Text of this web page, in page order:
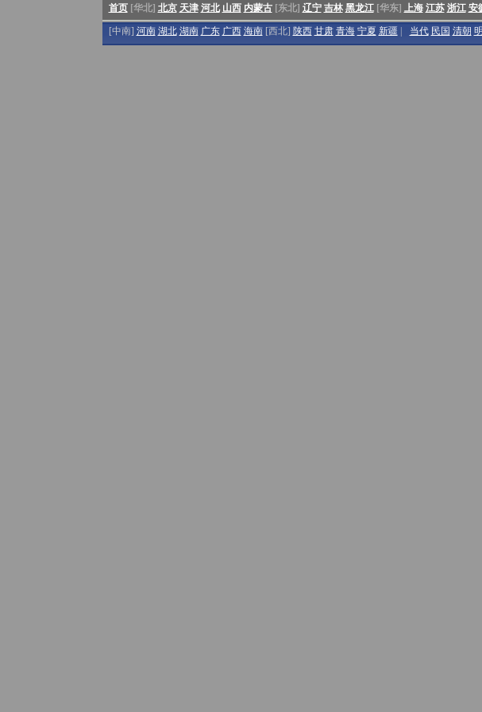
首页[华北] 北京 天津 河北 山西 内蒙古[东北] 辽宁 吉林 黑龙江[华东] 上海 江苏 浙江 安
[中南] 河南 湖北 湖南 广东 广西 海南[西北] 陕西 甘肃 青海 宁夏 新疆 当代 民国 清朝